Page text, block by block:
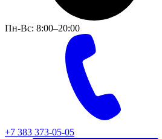
Пн-Вс: 8:00–20:00
+7 383 373-05-05